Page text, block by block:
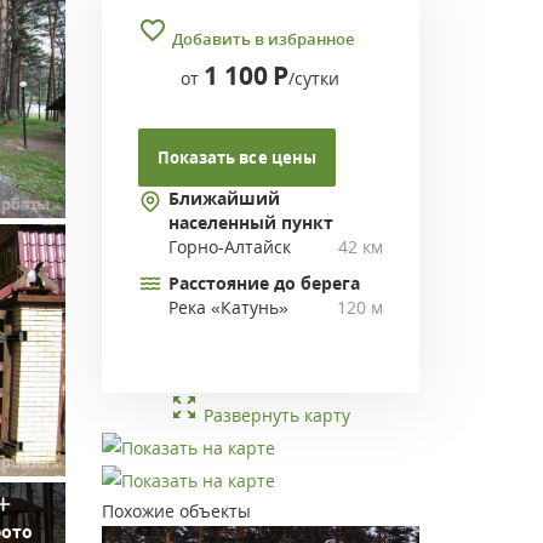
Добавить в избранное
от 1 100 Р/сутки
Показать все цены
Ближайший
населенный пункт
Горно-Алтайск
42 км
Расстояние до берега
Река «Катунь»
120 м
Развернуть карту
Похожие объекты